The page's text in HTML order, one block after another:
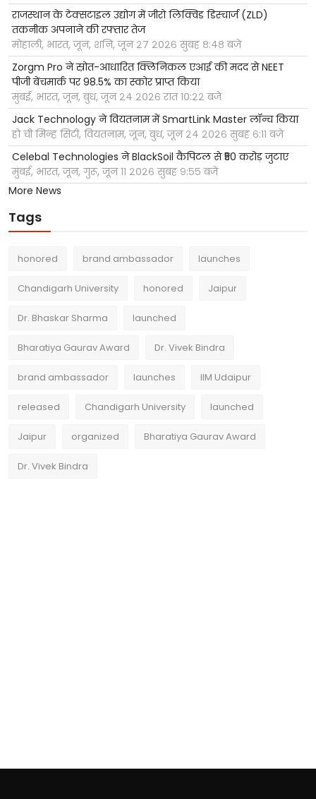
राजस्थान के टेक्सटाइल उद्योग में जीरो लिक्विड डिस्चार्ज (ZLD)
तकनीक अपनाने की रफ्तार तेज
मोहाली, भारत, जून, शनि, जून २७ २०२६ सुबह ८:४८ बजे
Zorgm Pro ने स्रोत-आधारित क्लिनिकल एआई की मदद से NEET
पीजी बेंचमार्क पर 98.5% का स्कोर प्राप्त किया
मुंबई, भारत, जून, बुध, जून २४ २०२६ रात १०:२२ बजे
Jack Technology ने वियतनाम में SmartLink Master लॉन्च किया
हो ची मिन्ह सिटी, वियतनाम, जून, बुध, जून २४ २०२६ सुबह ६:११ बजे
Celebal Technologies ने BlackSoil कैपिटल से ₹50 करोड़ जुटाए
मुंबई, भारत, जून, गुरू, जून ११ २०२६ सुबह ९:५५ बजे
More News
Tags
honored brand ambassador launches
Chandigarh University honored Jaipur
Dr. Bhaskar Sharma launched
Bharatiya Gaurav Award Dr. Vivek Bindra
brand ambassador launches IIM Udaipur
released Chandigarh University launched
Jaipur organized Bharatiya Gaurav Award
Dr. Vivek Bindra